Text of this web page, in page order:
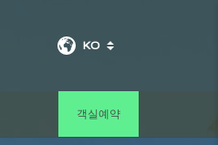
KO
객실예약